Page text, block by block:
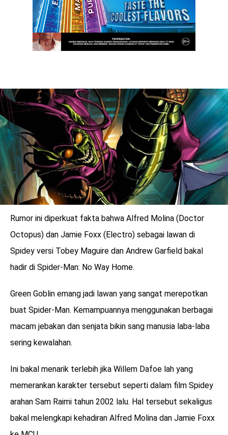
Rumor ini diperkuat fakta bahwa Alfred Molina (Doctor
Octopus) dan Jamie Foxx (Electro) sebagai lawan di
Spidey versi Tobey Maguire dan Andrew Garfield bakal
hadir di Spider-Man: No Way Home.
Green Goblin emang jadi lawan yang sangat merepotkan
buat Spider-Man. Kemampuannya menggunakan berbagai
macam jebakan dan senjata bikin sang manusia laba-laba
sering kewalahan.
Ini bakal menarik terlebih jika Willem Dafoe lah yang
memerankan karakter tersebut seperti dalam film Spidey
arahan Sam Raimi tahun 2002 lalu. Hal tersebut sekaligus
bakal melengkapi kehadiran Alfred Molina dan Jamie Foxx